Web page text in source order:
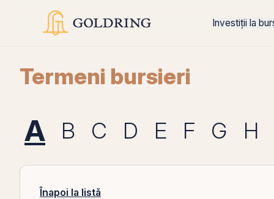
Investiții la
Termeni bursieri
A B C D E F G H
Înapoi la listă